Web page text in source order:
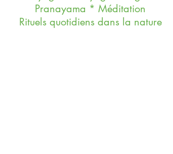
Pranayama * Méditation
Rituels quotidiens dans la nature